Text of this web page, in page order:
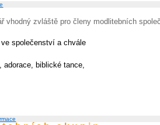
vhodný zvláště pro členy modlitebních
společenství a chvále
adorace, biblické tance,